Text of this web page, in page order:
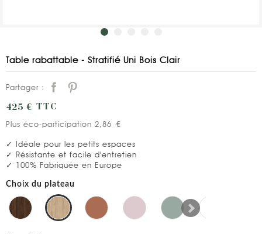
Table rabattable - Stratifié Uni Bois Clair
Partager :
425 € TTC
Plus éco-participation 2,86 €
✓ Idéale pour les petits espaces
✓ Résistante et facile d'entretien
✓ 100% Fabriquée en Europe
Choix du plateau